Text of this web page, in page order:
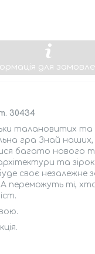
для
30434
талановитих та
гра Знай наших,
багато нового
та зірок
своє
А переможуть ті,